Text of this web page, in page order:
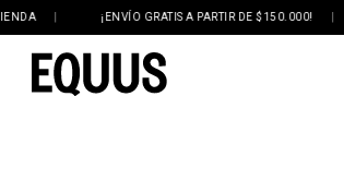
| ¡ENVÍO GRATIS A PARTIR DE $150.000! |